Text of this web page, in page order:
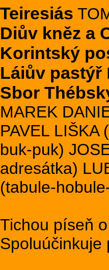
Teiresiás
Diův kněz a
Korintský
Láiův pastýř
Sbor
MAREK
PAVEL LIŠKA
buk-puk)
adresátka)
(tabule-
Tichou píseň
Spoluúčinkuje